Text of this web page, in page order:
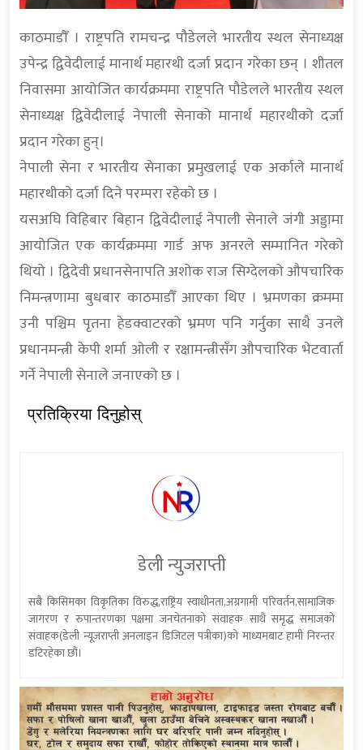
काठमाडौँ । राष्ट्रपति रामचन्द्र पौडेलले भारतीय स्थल सेनाध्यक्ष
उपेन्द्र द्विवेदीलाई मानार्थ महारथी दर्जा प्रदान गरेका छन् । शीतल
निवासमा आयोजित कार्यक्रममा राष्ट्रपति पौडेलले भारतीय स्थल
सेनाध्यक्ष द्विवेदीलाई नेपाली सेनाको मानार्थ महारथीको दर्जा
प्रदान गरेका हुन्।
नेपाली सेना र भारतीय सेनाका प्रमुखलाई एक अर्काले मानार्थ
महारथीको दर्जा दिने परम्परा रहेको छ ।
यसअघि विहिबार बिहान द्विवेदीलाई नेपाली सेनाले जंगी अड्डामा
आयोजित एक कार्यक्रममा गार्ड अफ अनरले सम्मानित गरेको
थियो । द्विदेवी प्रधानसेनापति अशोक राज सिग्देलको औपचारिक
निमन्त्रणामा बुधबार काठमाडौँ आएका थिए । भ्रमणका क्रममा
उनी पश्चिम पृतना हेडक्वाटरको भ्रमण पनि गर्नुका साथै उनले
प्रधानमन्त्री केपी शर्मा ओली र रक्षामन्त्रीसँग औपचारिक भेटवार्ता
गर्ने नेपाली सेनाले जनाएको छ ।
प्रतिक्रिया दिनुहोस्
डेली न्युजराप्ती
सबै किसिमका विकृतिका विरुद्ध,राष्ट्रिय स्वाधीनता,अग्रगामी परिवर्तन,सामाजिक
जागरण र रुपान्तरणका पक्षमा जनचेतनाको संवाहक साथै समृद्ध समाजको
संवाहक(डेली न्यूजराप्ती अनलाइन डिजिटल पत्रीका)को माध्यमबाट हामी निरन्तर
डटिरहेका छौं।